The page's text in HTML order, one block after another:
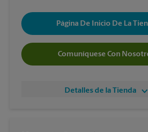
Página De Inicio De La
Comuníquese Con
Detalles de la Tienda